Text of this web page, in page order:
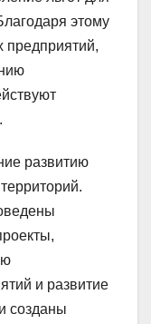
этому
предприятий,
развитию
и развитие
созданы